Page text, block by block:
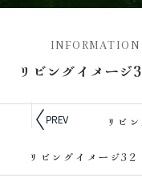
INFORMATION
リビングイメージ
リビ
リビングイメージ32